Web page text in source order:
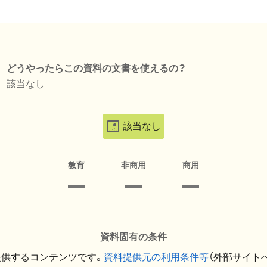
どうやったらこの資料の文書を使えるの？
該当なし
該当なし
教育 非商用 商用
資料固有の条件
するコンテンツです。 資料提供元の利用条件等（外部サイト